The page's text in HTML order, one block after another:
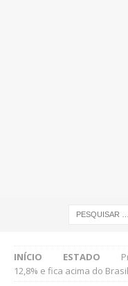
INÍCIO ESTADO
12,8% e fica acima do Brasil